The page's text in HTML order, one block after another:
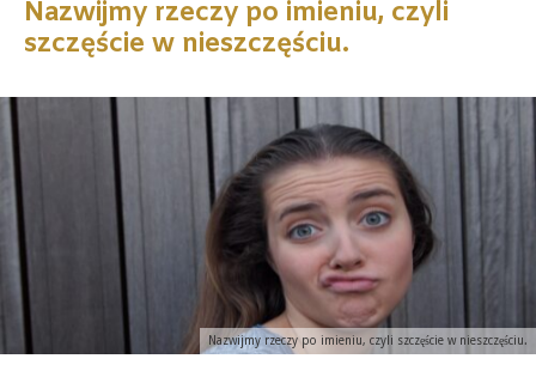
Nazwijmy rzeczy po imieniu, czyli
szczęście w nieszczęściu.
Nazwijmy rzeczy po imieniu, czyli szczęście w nieszczęściu.